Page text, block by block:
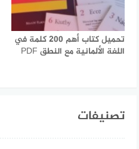
تحميل كتاب أهم 200 كلمة في
اللغة الألمانية مع النطق PDF
تصنيفات